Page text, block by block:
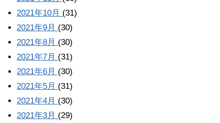
2021年10月 (31)
2021年9月 (30)
2021年8月 (30)
2021年7月 (31)
2021年6月 (30)
2021年5月 (31)
2021年4月 (30)
2021年3月 (29)